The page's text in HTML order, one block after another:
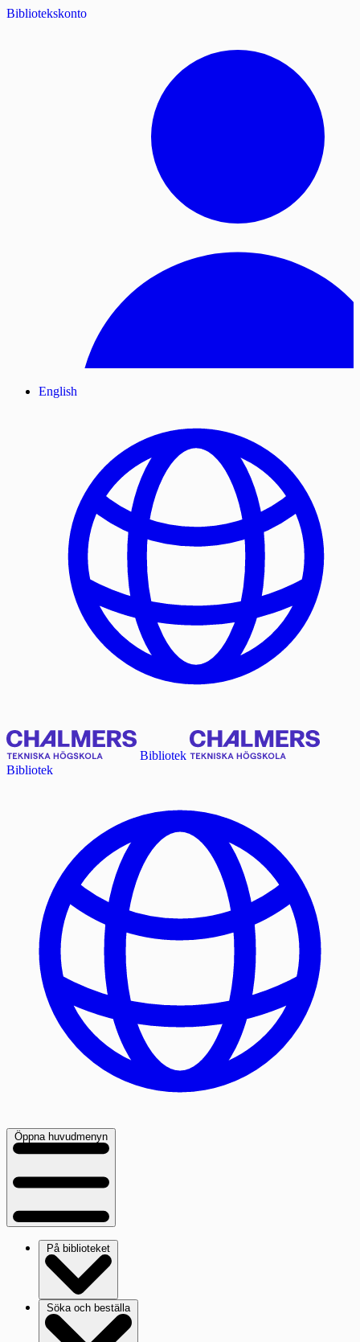
Bibliotekskonto
English
Bibliotek
Bibliotek
Öppna huvudmenyn
På biblioteket
Söka och beställa